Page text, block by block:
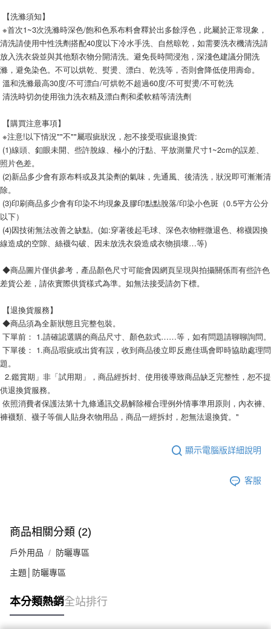
【洗滌須知】
清洗請使用中性洗劑搭配40度以下冷水手洗、自然晾乾，如需要洗衣機清洗請
放入洗衣袋並與其他類衣物分開清洗。避免長時間浸泡，深淺色建議分開洗
滌，避免染色。不可以烘乾、熨燙、漂白、乾洗等，否則會降低使用壽命。
溫和洗滌最高30度/不可漂白/可烘乾不超過60度/不可熨燙/不可乾洗
清洗時切勿使用強力洗衣精及漂白劑和柔軟精等清洗劑
【購買注意事項】
※注意!以下情況""不""屬瑕疵狀況，恕不接受瑕疵退換貨:
照片色差。
除。
以下）
線造成的空隙、絲襪勾破、因未放洗衣袋造成衣物損壞…等)
差貨公差，請依實際供貨樣式為準。如無法接受請勿下標。
【退換貨服務】
◆商品須為全新狀態且完整包裝。
題。
供退換貨服務。
褲襪類、襪子等個人貼身衣物用品，商品一經拆封，恕無法退換貨。"
顯示電腦版詳細說明
客服
商品相關分類 (2)
戶外用品 防曬專區
主題│防曬專區
本分類熱銷全站排行